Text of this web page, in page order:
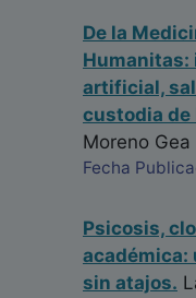
De la
artificial,
custodia de
Moreno Gea
Fecha
Psicosis,
académica:
sin atajos.